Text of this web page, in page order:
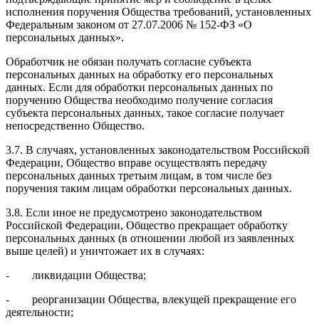
исполнения поручения Общества требований, установленных
Федеральным законом от 27.07.2006 № 152-ФЗ «О
персональных данных».
Обработчик не обязан получать согласие субъекта
персональных данных на обработку его персональных
данных. Если для обработки персональных данных по
поручению Общества необходимо получение согласия
субъекта персональных данных, такое согласие получает
непосредственно Общество.
3.7. В случаях, установленных законодательством Российской
Федерации, Общество вправе осуществлять передачу
персональных данных третьим лицам, в том числе без
поручения таким лицам обработки персональных данных.
3.8. Если иное не предусмотрено законодательством
Российской Федерации, Общество прекращает обработку
персональных данных (в отношении любой из заявленных
выше целей) и уничтожает их в случаях:
- ликвидации Общества;
- реорганизации Общества, влекущей прекращение его
деятельности;